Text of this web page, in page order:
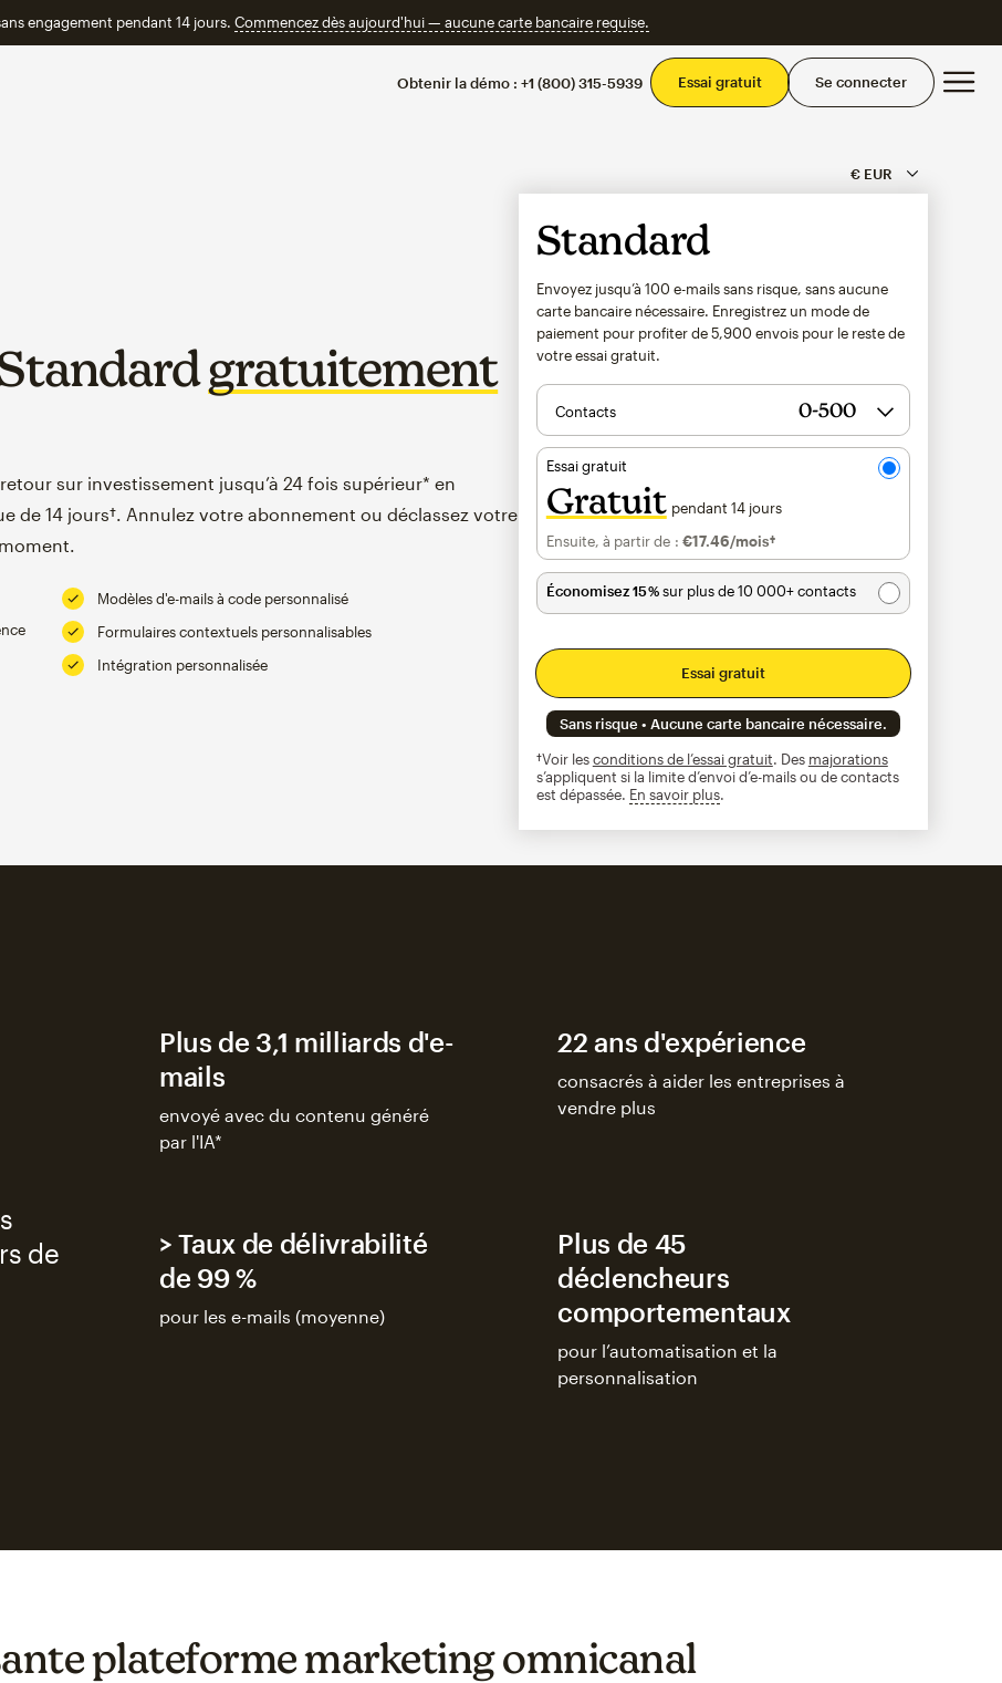
engagement pendant 14 jours. Commencez dès aujourd'hui — aucune carte bancaire requise.
Obtenir la démo : +1 (800) 315-5939 Essai gratuit Se connecter
gratuitement
sur investissement jusqu’à 24 fois supérieur* en
de 14 jours†. Annulez votre abonnement ou déclassez votre
Modèles d'e-mails à code personnalisé
Formulaires contextuels personnalisables
Intégration personnalisée
Standard
Envoyez jusqu’à 100 e-mails sans risque, sans aucune
carte bancaire nécessaire. Enregistrez un mode de
paiement pour profiter de5,900 envois pour le reste de
votre essai gratuit.
Contacts
Essai gratuit
Gratuit pendant 14 jours
Ensuite, à partir de : €17.46/mois†par mois†
Économisez 15 %sur plus de 10 000+ contacts
Essai gratuit
Sans risque • Aucune carte bancaire nécessaire.
†Voir lesconditions de l’essai gratuit. Des majorations
s’appliquent si la limite d’envoi d’e-mails ou de contacts
est dépassée. En savoir plusinfobulle
de
Plus de 3,1 milliards d'e-
mails
envoyé avec du contenu généré
par l'IA*
22 ans d'expérience
consacrés à aider les entreprises à
vendre plus
> Taux de délivrabilité
de 99 %
pour les e-mails (moyenne)
Plus de 45
déclencheurs
comportementaux
pour l’automatisation et la
personnalisation
plateforme marketing omnicanal